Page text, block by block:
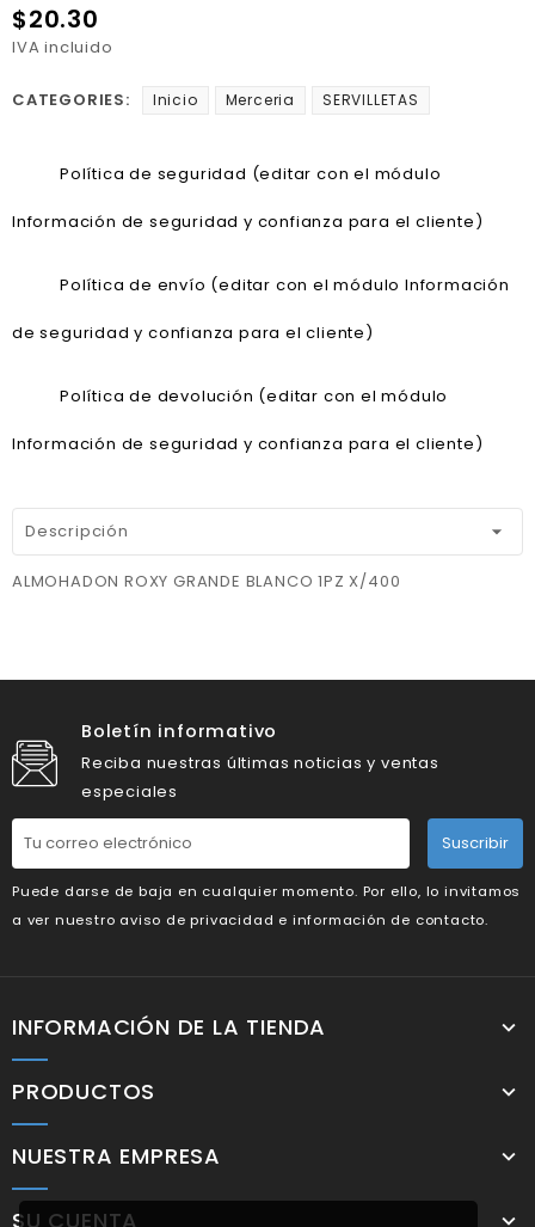
$20.30
IVA incluido
CATEGORIES: Inicio Merceria SERVILLETAS
Política de seguridad (editar con el módulo
Información de seguridad y confianza para el cliente)
Política de envío (editar con el módulo Información
de seguridad y confianza para el cliente)
Política de devolución (editar con el módulo
Información de seguridad y confianza para el cliente)
Descripción
ALMOHADON ROXY GRANDE BLANCO 1PZ X/400
Boletín informativo
Reciba nuestras últimas noticias y ventas
especiales
Suscribir
Puede darse de baja en cualquier momento. Por ello, lo invitamos
a ver nuestro aviso de privacidad e información de contacto.
INFORMACIÓN DE LA TIENDA
PRODUCTOS
NUESTRA EMPRESA
SU CUENTA